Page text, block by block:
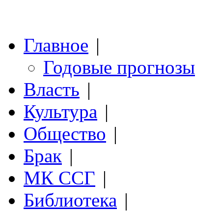
Главное |
Годовые прогнозы
Власть |
Культура |
Общество |
Брак |
МК ССГ |
Библиотека |